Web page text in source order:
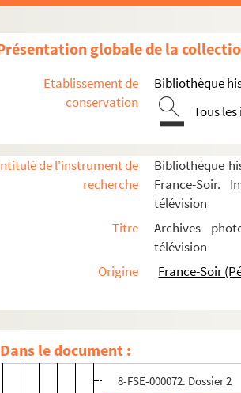
globale de la
Etablissement de
conservation
Bibliothèque
Tous
de l'instrument de
recherche
Bibliothèque
France-Soir.
télévision
Titre
Archives
télévision
Origine
France-Soir
Dans le document :
Chich, Robert
Chomont, René
Chouchaoui, Hacène
Chrillesen, Neel
Clarke, Robert
Cohen, Sam
Colletta, Antoine
Colonna, Stéphanie
Comberousse, Françoise
Constantin, Roger
FSE-005147. Dossier 1
8-FSE-000072. Dossier 2